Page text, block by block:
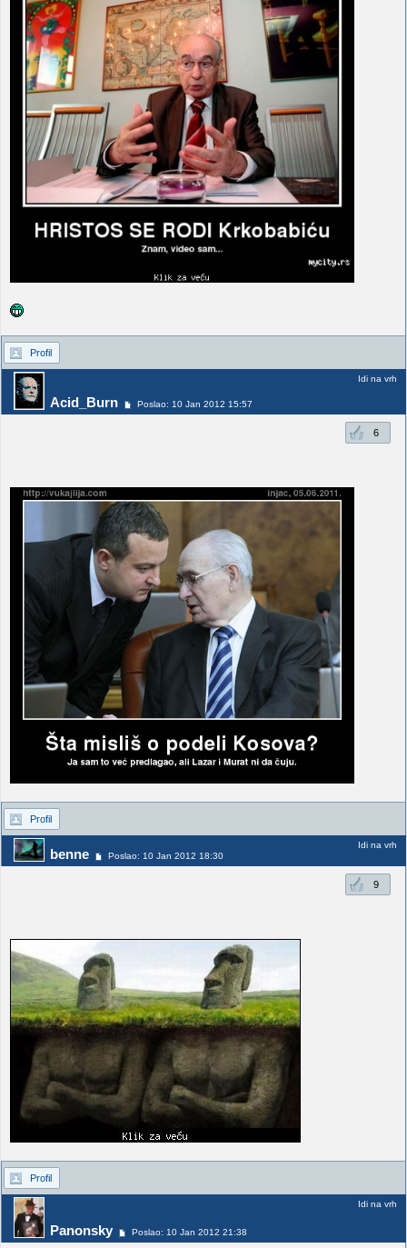
Profil
Acid_Burn Poslao: 10 Jan 2012 15:57
Idi na vrh
6
Profil
benne Poslao: 10 Jan 2012 18:30
Idi na vrh
9
Profil
Panonsky Poslao: 10 Jan 2012 21:38
Idi na vrh